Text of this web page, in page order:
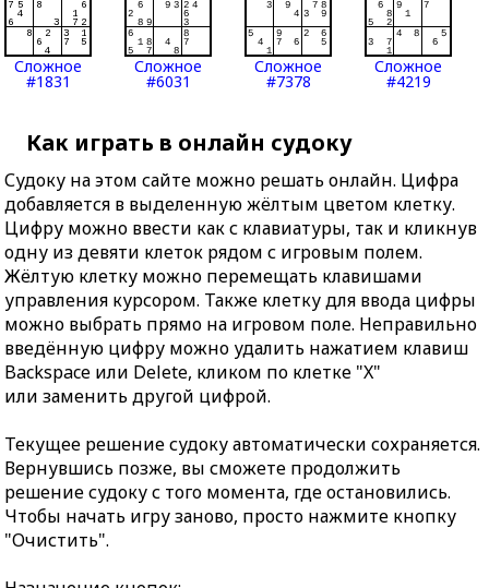
Сложное
#1831
Сложное
#6031
Сложное
#7378
Сложное
#4219
Как играть в онлайн судоку
Судоку на этом сайте можно решать онлайн. Цифра
добавляется в выделенную жёлтым цветом клетку.
Цифру можно ввести как с клавиатуры, так и кликнув
одну из девяти клеток рядом с игровым полем.
Жёлтую клетку можно перемещать клавишами
управления курсором. Также клетку для ввода цифры
можно выбрать прямо на игровом поле. Неправильно
введённую цифру можно удалить нажатием клавиш
Backspace или Delete, кликом по клетке "X"
или заменить другой цифрой.
Текущее решение судоку автоматически сохраняется.
Вернувшись позже, вы сможете продолжить
решение судоку с того момента, где остановились.
Чтобы начать игру заново, просто нажмите кнопку
"Очистить".